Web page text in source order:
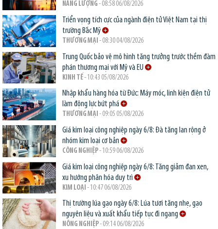
NĂNG LƯỢNG - 08:58 06/08/2026
Triển vọng tích cực của ngành điện tử Việt Nam tại thị
trường Bắc Mỹ
THƯƠNG MẠI - 08:30 04/08/2026
Trung Quốc bảo vệ mô hình tăng trưởng trước thềm đàm
phán thương mại với Mỹ và EU
KINH TẾ- 10:43 05/08/2026
Nhập khẩu hàng hóa từ Đức: Máy móc, linh kiện điện tử
làm động lực bứt phá
THƯƠNG MẠI - 09:05 05/08/2026
Giá kim loại công nghiệp ngày 6/8: Đà tăng lan rộng ở
nhóm kim loại cơ bản
CÔNG NGHIỆP- 10:59 06/08/2026
Giá kim loại công nghiệp ngày 6/8: Tăng giảm đan xen,
xu hướng phân hóa duy trì
KIM LOẠI - 10:47 06/08/2026
Thị trường lúa gạo ngày 6/8: Lúa tươi tăng nhẹ, gạo
nguyên liệu và xuất khẩu tiếp tục đi ngang
NÔNG NGHIỆP- 09:14 06/08/2026